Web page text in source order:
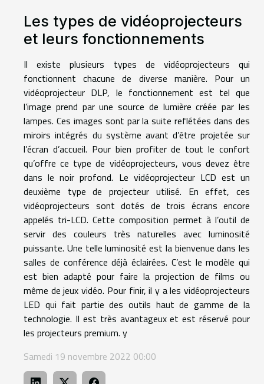
Les types de vidéoprojecteurs
et leurs fonctionnements
Il existe plusieurs types de vidéoprojecteurs qui
fonctionnent chacune de diverse manière. Pour un
vidéoprojecteur DLP, le fonctionnement est tel que
l’image prend par une source de lumière créée par les
lampes. Ces images sont par la suite reflétées dans des
miroirs intégrés du système avant d’être projetée sur
l’écran d’accueil. Pour bien profiter de tout le confort
qu’offre ce type de vidéoprojecteurs, vous devez être
dans le noir profond. Le vidéoprojecteur LCD est un
deuxième type de projecteur utilisé. En effet, ces
vidéoprojecteurs sont dotés de trois écrans encore
appelés tri-LCD. Cette composition permet à l’outil de
servir des couleurs très naturelles avec luminosité
puissante. Une telle luminosité est la bienvenue dans les
salles de conférence déjà éclairées. C’est le modèle qui
est bien adapté pour faire la projection de films ou
même de jeux vidéo. Pour finir, il y a les vidéoprojecteurs
LED qui fait partie des outils haut de gamme de la
technologie. Il est très avantageux et est réservé pour
les projecteurs premium. y
Samedi 19 novembre 2022 00:00